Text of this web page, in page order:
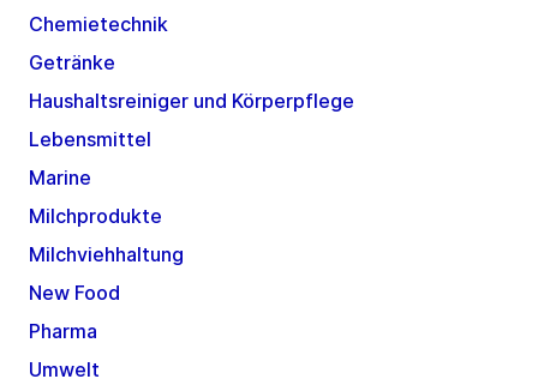
Chemietechnik
Getränke
Haushaltsreiniger und Körperpflege
Lebensmittel
Marine
Milchprodukte
Milchviehhaltung
New Food
Pharma
Umwelt